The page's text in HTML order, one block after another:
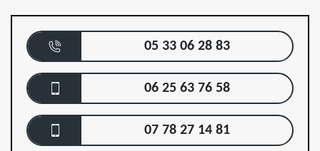
05 33 06 28 83
06 25 63 76 58
07 78 27 14 81